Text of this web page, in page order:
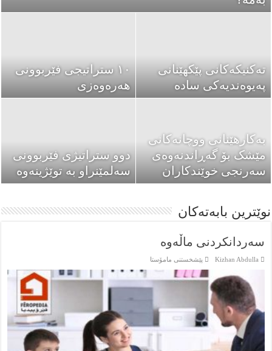
تەکنیکەکانی پێکهێنانی
پەیوەندیەکی سادە
١٠ ستراتیجی فێربوونی
هەرەوەزی
بەکارهێنانی ووچانەکانی
مێشک بۆ گەڕاندنەوەی
سەرنجی خوێندکاران
دوو ستراتیژی فێربوونی
سەلمێنراو بە توێژینەوە
ڕێکخستنی باخچەی
ساوایان
کاریگەری مامۆستا
ناهێڵێت لەپۆلدا
هێزە ئەرێنیەکانی
پەیوەندیکردن بە ماڵەوە
مامۆستایەکی
سەرکەوتوو
نوێترین بابەتەکان
سەردانکردنی ماڵەوە
Kizhan Abdulla پێشخستنى مامۆستا